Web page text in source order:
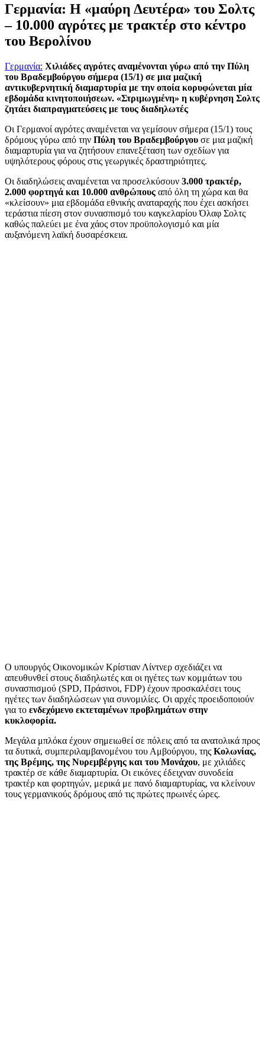
Γερμανία: Η «μαύρη Δευτέρα» του Σολτς
– 10.000 αγρότες με τρακτέρ στο κέντρο
του Βερολίνου
Γερμανία: Χιλιάδες αγρότες αναμένονται γύρω από την Πύλη
του Βραδεμβούργου σήμερα (15/1) σε μια μαζική
αντικυβερνητική διαμαρτυρία με την οποία κορυφώνεται μία
εβδομάδα κινητοποιήσεων. «Στριμωγμένη» η κυβέρνηση Σολτς
ζητάει διαπραγματεύσεις με τους διαδηλωτές
Οι Γερμανοί αγρότες αναμένεται να γεμίσουν σήμερα (15/1) τους
δρόμους γύρω από την Πύλη του Βραδεμβούργου σε μια μαζική
διαμαρτυρία για να ζητήσουν επανεξέταση των σχεδίων για
υψηλότερους φόρους στις γεωργικές δραστηριότητες.
Οι διαδηλώσεις αναμένεται να προσελκύσουν 3.000 τρακτέρ,
2.000 φορτηγά και 10.000 ανθρώπους από όλη τη χώρα και θα
«κλείσουν» μια εβδομάδα εθνικής αναταραχής που έχει ασκήσει
τεράστια πίεση στον συνασπισμό του καγκελαρίου Όλαφ Σολτς
καθώς παλεύει με ένα χάος στον προϋπολογισμό και μία
αυξανόμενη λαϊκή δυσαρέσκεια.
Ο υπουργός Οικονομικών Κρίστιαν Λίντνερ σχεδιάζει να
απευθυνθεί στους διαδηλωτές και οι ηγέτες των κομμάτων του
συνασπισμού (SPD, Πράσινοι, FDP) έχουν προσκαλέσει τους
ηγέτες των διαδηλώσεων για συνομιλίες. Οι αρχές προειδοποιούν
για το ενδεχόμενο εκτεταμένων προβλημάτων στην
κυκλοφορία.
Μεγάλα μπλόκα έχουν σημειωθεί σε πόλεις από τα ανατολικά προς
τα δυτικά, συμπεριλαμβανομένου του Αμβούργου, της Κολωνίας,
της Βρέμης, της Νυρεμβέργης και του Μονάχου, με χιλιάδες
τρακτέρ σε κάθε διαμαρτυρία. Οι εικόνες έδειχναν συνοδεία
τρακτέρ και φορτηγών, μερικά με πανό διαμαρτυρίας, να κλείνουν
τους γερμανικούς δρόμους από τις πρώτες πρωινές ώρες.